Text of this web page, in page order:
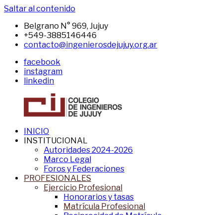
Saltar al contenido
Belgrano N° 969, Jujuy
+549-3885146446
contacto@ingenierosdejujuy.org.ar
facebook
instagram
linkedin
Sitio
INICIO
INSTITUCIONAL
Autoridades 2024-2026
Marco Legal
Foros y Federaciones
PROFESIONALES
Ejercicio Profesional
Honorarios y tasas
Matrícula Profesional